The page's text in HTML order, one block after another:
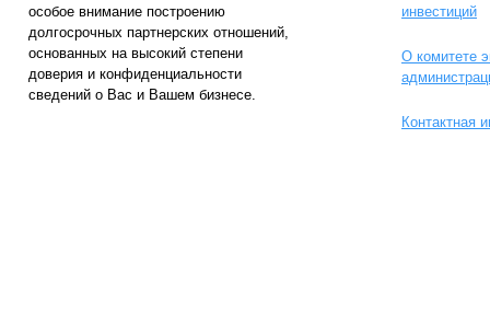
особое внимание построению
долгосрочных партнерских отношений,
основанных на высокий степени
доверия и конфиденциальности
сведений о Вас и Вашем бизнесе.
инвестиций
О комитете
Контактная